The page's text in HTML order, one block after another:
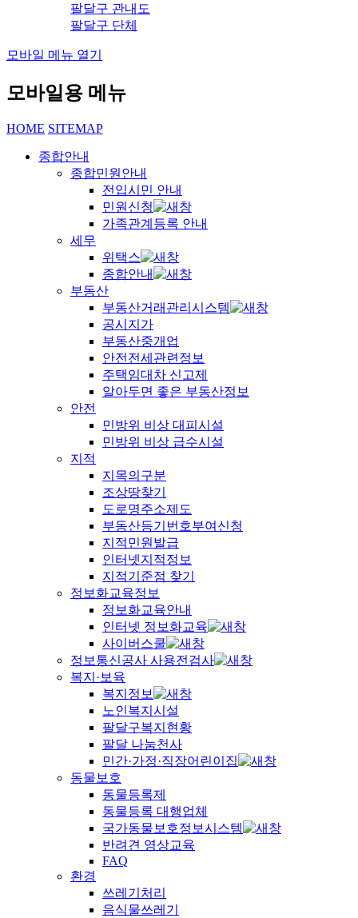
팔달구 관내도
팔달구 단체
모바일 메뉴 열기
모바일용 메뉴
HOME SITEMAP
종합안내
종합민원안내
전입시민 안내
민원신청
가족관계등록 안내
세무
위택스
종합안내
부동산
부동산거래관리시스템
공시지가
부동산중개업
안전전세관련정보
주택임대차 신고제
알아두면 좋은 부동산정보
안전
민방위 비상 대피시설
민방위 비상 급수시설
지적
지목의구분
조상땅찾기
도로명주소제도
부동산등기번호부여신청
지적민원발급
인터넷지적정보
지적기준점 찾기
정보화교육정보
정보화교육안내
인터넷 정보화교육
사이버스쿨
정보통신공사 사용전검사
복지·보육
복지정보
노인복지시설
팔달구복지현황
팔달 나눔천사
민간·가정·직장어린이집
동물보호
동물등록제
동물등록 대행업체
국가동물보호정보시스템
반려견 영상교육
FAQ
환경
쓰레기처리
음식물쓰레기